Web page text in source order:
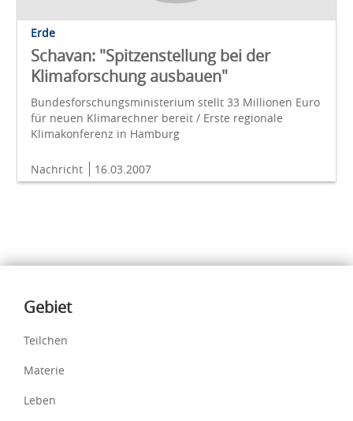
Erde
Schavan: "Spitzenstellung bei der
Klimaforschung ausbauen"
Bundesforschungsministerium stellt 33 Millionen Euro
für neuen Klimarechner bereit / Erste regionale
Klimakonferenz in Hamburg
Nachricht 16.03.2007
Inhalte
Gebiet
Teilchen
Materie
Leben